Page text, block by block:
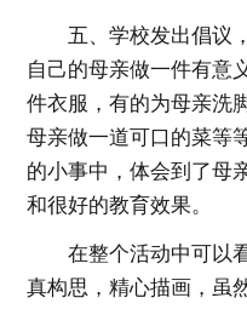
五、学校发出倡议，
自己的母亲做一件有意
件衣服，有的为母亲洗
母亲做一道可口的菜等
的小事中，体会到了母
和很好的教育效果。
在整个活动中可以看
真构思，精心描画，虽